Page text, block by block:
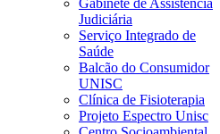
Gabinete de Assistência
Judiciária
Serviço Integrado de
Saúde
Balcão do Consumidor
UNISC
Clínica de Fisioterapia
Projeto Espectro Unisc